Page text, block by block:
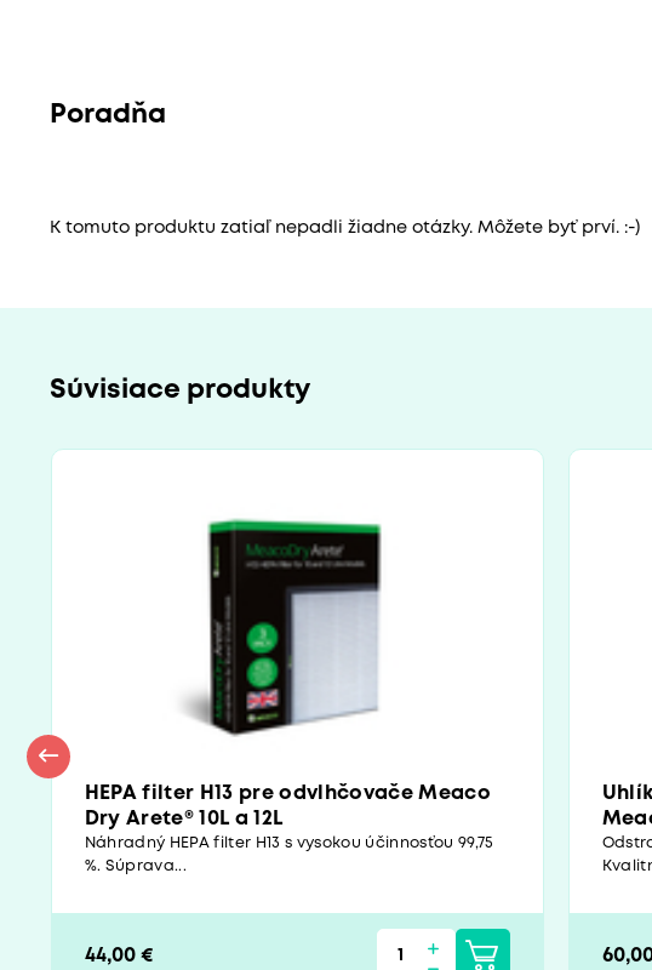
Poradňa
K tomuto produktu zatiaľ nepadli žiadne otázky. Môžete byť prví. :-)
Súvisiace produkty
HEPA filter H13 pre odvlhčovače Meaco
Dry Arete® 10L a 12L
Náhradný HEPA filter H13 s vysokou účinnosťou 99,75
%. Súprava...
44,00 €